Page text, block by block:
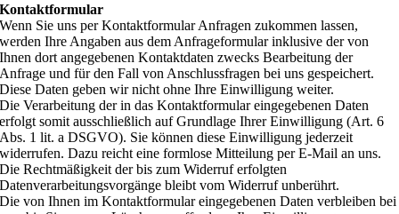
Kontaktformular
Wenn Sie uns per Kontaktformular Anfragen zukommen lassen,
werden Ihre Angaben aus dem Anfrageformular inklusive der von
Ihnen dort angegebenen Kontaktdaten zwecks Bearbeitung der
Anfrage und für den Fall von Anschlussfragen bei uns gespeichert.
Diese Daten geben wir nicht ohne Ihre Einwilligung weiter.
Die Verarbeitung der in das Kontaktformular eingegebenen Daten
erfolgt somit ausschließlich auf Grundlage Ihrer Einwilligung (Art. 6
Abs. 1 lit. a DSGVO). Sie können diese Einwilligung jederzeit
widerrufen. Dazu reicht eine formlose Mitteilung per E-Mail an uns.
Die Rechtmäßigkeit der bis zum Widerruf erfolgten
Datenverarbeitungsvorgänge bleibt vom Widerruf unberührt.
Die von Ihnen im Kontaktformular eingegebenen Daten verbleiben bei